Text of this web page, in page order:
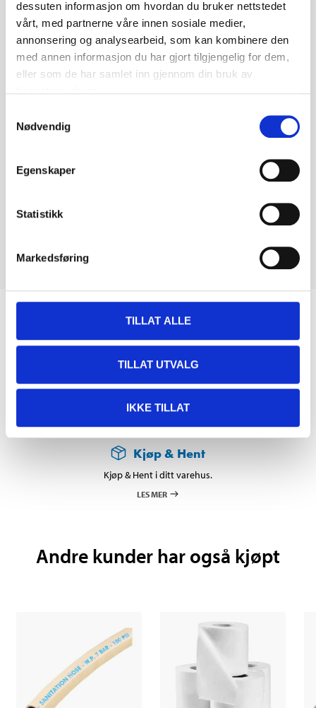
dessuten informasjon om hvordan du bruker nettstedet
vårt, med partnerne våre innen sosiale medier,
annonsering og analysearbeid, som kan kombinere den
med annen informasjon du har gjort tilgjengelig for dem,
eller som de har samlet inn gjennom din bruk av
Nødvendig
Egenskaper
Statistikk
Markedsføring
TILLAT ALLE
TILLAT UTVALG
IKKE TILLAT
Biltemakortet
DEL OPP DIN BETALING
Kjøp & Hent
Kjøp & Hent i ditt varehus.
LES MER
Andre kunder har også kjøpt